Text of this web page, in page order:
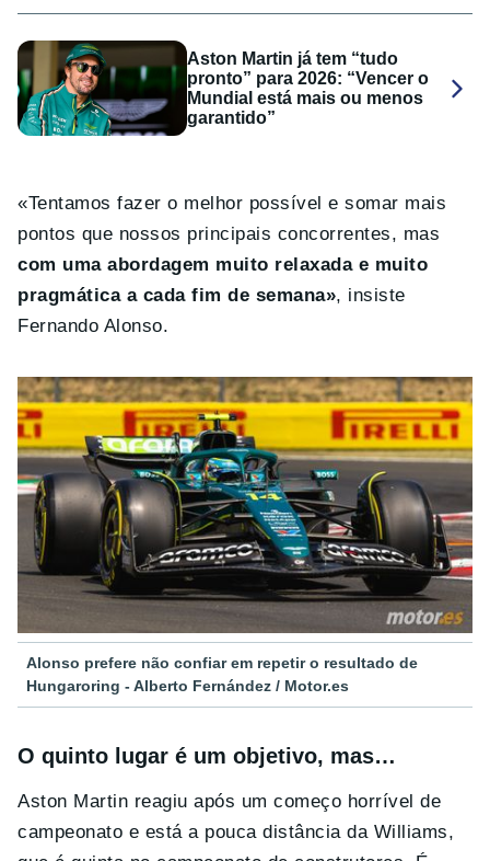
Aston Martin já tem “tudo
pronto” para 2026: “Vencer o
Mundial está mais ou menos
garantido”
«Tentamos fazer o melhor possível e somar mais
pontos que nossos principais concorrentes, mas
com uma abordagem muito relaxada e muito
pragmática a cada fim de semana», insiste
Fernando Alonso.
Alonso prefere não confiar em repetir o resultado de
Hungaroring - Alberto Fernández / Motor.es
O quinto lugar é um objetivo, mas…
Aston Martin reagiu após um começo horrível de
campeonato e está a pouca distância da Williams,